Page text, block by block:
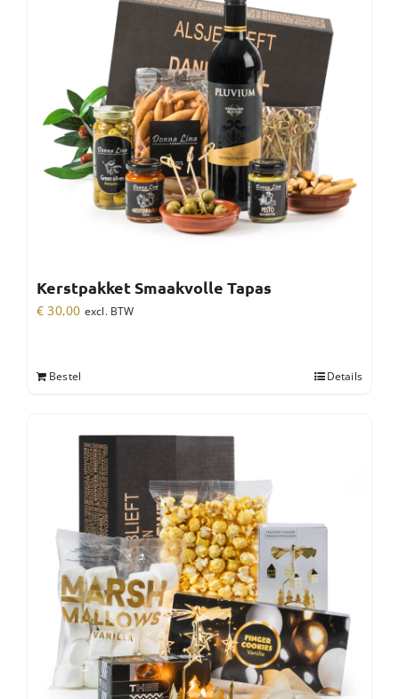
Kerstpakket Smaakvolle Tapas
€ 30,00 excl. BTW
Bestel Details